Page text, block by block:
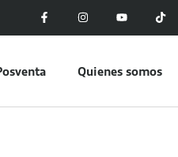
Quienes somos